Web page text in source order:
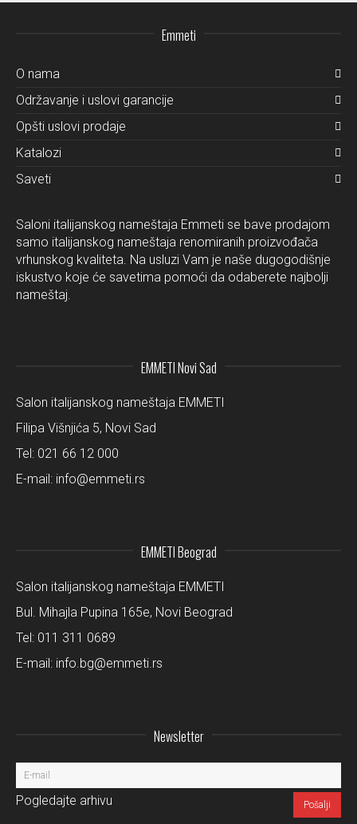
Emmeti
O nama
Održavanje i uslovi garancije
Opšti uslovi prodaje
Katalozi
Saveti
Saloni italijanskog nameštaja Emmeti se bave prodajom
samo italijanskog nameštaja renomiranih proizvođača
vrhunskog kvaliteta. Na usluzi Vam je naše dugogodišnje
iskustvo koje će savetima pomoći da odaberete najbolji
nameštaj.
EMMETI Novi Sad
Salon italijanskog nameštaja EMMETI
Filipa Višnjića 5, Novi Sad
Tel: 021 66 12 000
E-mail: info@emmeti.rs
EMMETI Beograd
Salon italijanskog nameštaja EMMETI
Bul. Mihajla Pupina 165e, Novi Beograd
Tel: 011 311 0689
E-mail: info.bg@emmeti.rs
Newsletter
Pogledajte arhivu